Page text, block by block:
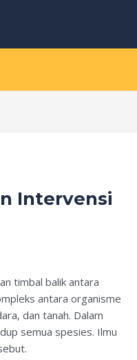
Intervensi
timbal balik antara
antara organisme
dan tanah. Dalam
semua spesies. Ilmu